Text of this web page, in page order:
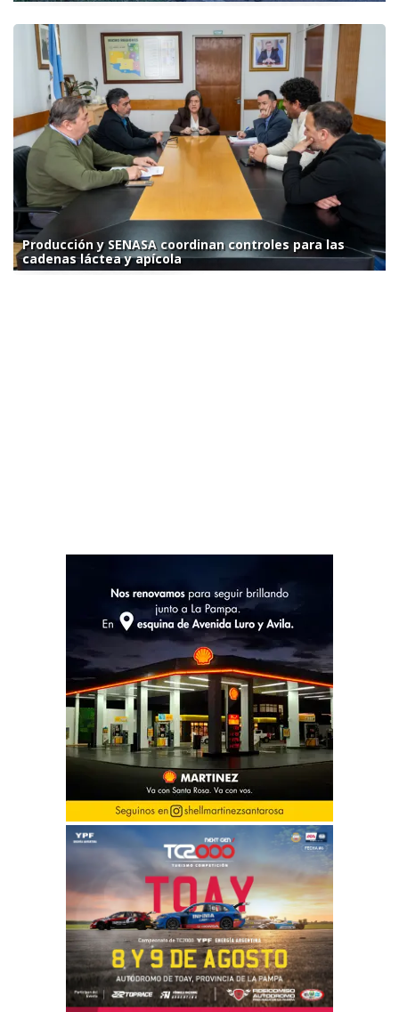
Producción y SENASA coordinan controles para las
cadenas láctea y apícola